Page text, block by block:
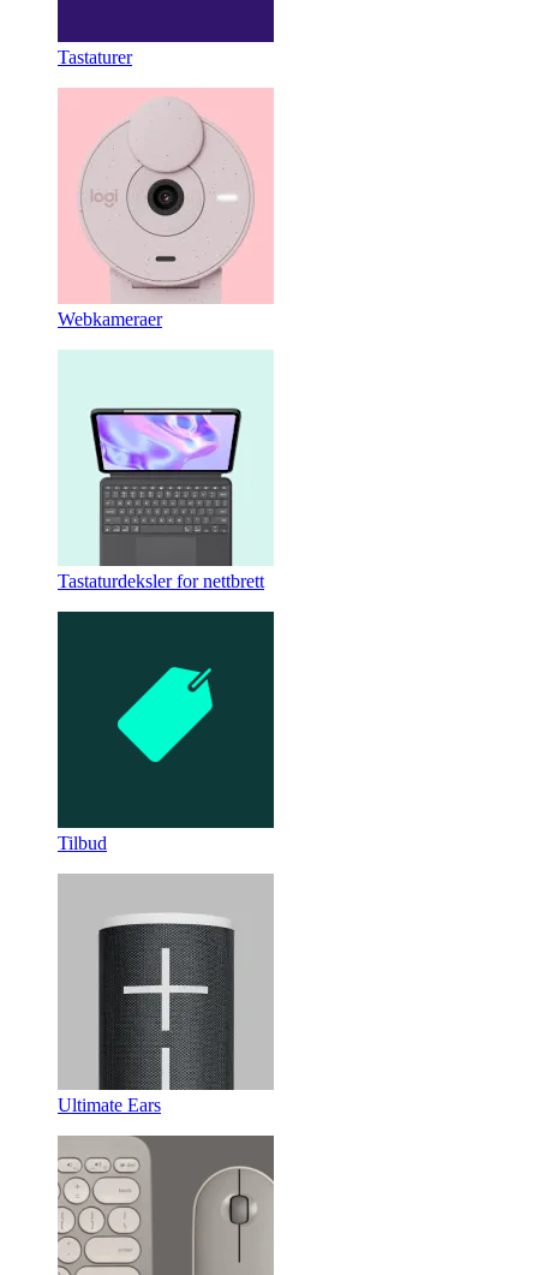
Tastaturer
Webkameraer
Tastaturdeksler for nettbrett
Tilbud
Ultimate Ears